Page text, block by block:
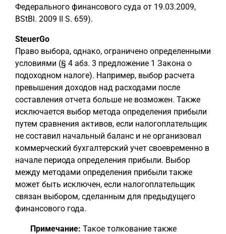
Федерального финансового суда от 19.03.2009,
BStBl. 2009 II S. 659).
SteuerGo
Право выбора, однако, ограничено определенными
условиями (§ 4 абз. 3 предложение 1 Закона о
подоходном налоге). Например, выбор расчета
превышения доходов над расходами после
составления отчета больше не возможен. Также
исключается выбор метода определения прибыли
путем сравнения активов, если налогоплательщик
не составил начальный баланс и не организовал
коммерческий бухгалтерский учет своевременно в
начале периода определения прибыли. Выбор
между методами определения прибыли также
может быть исключен, если налогоплательщик
связан выбором, сделанным для предыдущего
финансового года.
Примечание: Такое толкование также